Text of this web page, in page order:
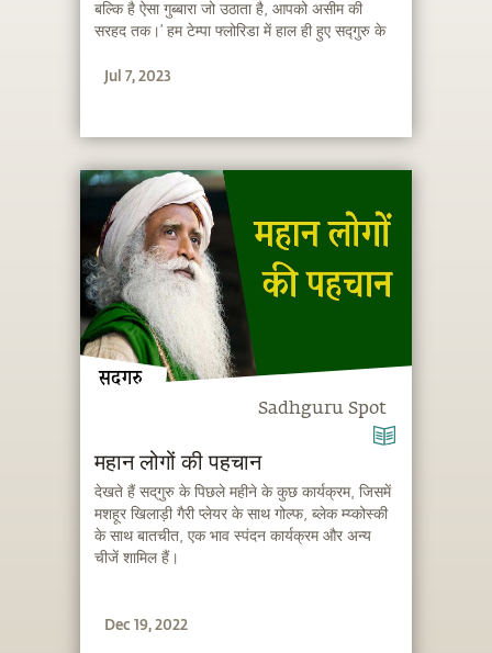
बल्कि है ऐसा गुब्बारा जो उठाता है, आपको असीम की
सरहद तक।’ हम टेम्पा फ्लोरिडा में हाल ही हुए सद्गुरु के
हैं।
Jul 7, 2023
Sadhguru Spot
महान लोगों की पहचान
देखते हैं सद्‌गुरु के पिछले महीने के कुछ कार्यक्रम, जिसमें
मशहूर खिलाड़ी गैरी प्लेयर के साथ गोल्फ, ब्लेक म्य्कोस्की
के साथ बातचीत, एक भाव स्पंदन कार्यक्रम और अन्य
चीजें शामिल हैं।
Dec 19, 2022